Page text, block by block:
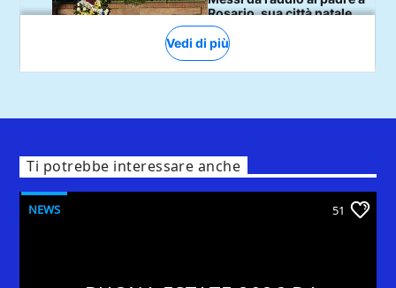
Ti potrebbe interessare anche
NEWS 51